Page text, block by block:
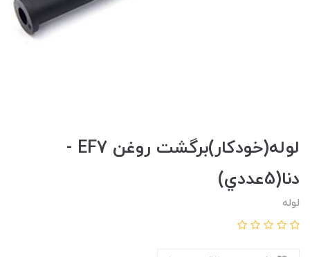
لوله(خودکار)برگشت روغن EF7 -
دنا(5عددي)
لوله